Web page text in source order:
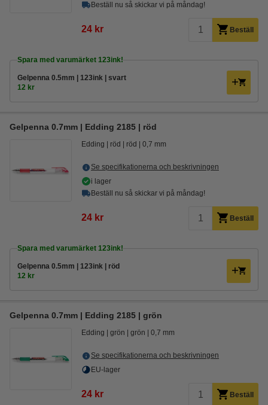
Beställ nu så skickar vi på måndag!
24 kr Beställ
Spara med varumärket 123ink!
Gelpenna 0.5mm | 123ink | svart
12 kr
Gelpenna 0.7mm | Edding 2185 | röd
Edding röd röd 0,7 mm
Se specifikationerna och beskrivningen
i lager
Beställ nu så skickar vi på måndag!
24 kr Beställ
Spara med varumärket 123ink!
Gelpenna 0.5mm | 123ink | röd
12 kr
Gelpenna 0.7mm | Edding 2185 | grön
Edding grön grön 0,7 mm
Se specifikationerna och beskrivningen
EU-lager
24 kr Beställ